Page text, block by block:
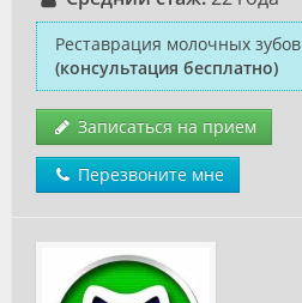
Реставрация молочных зубов
(консультация бесплатно)
Записаться на прием
Перезвоните мне